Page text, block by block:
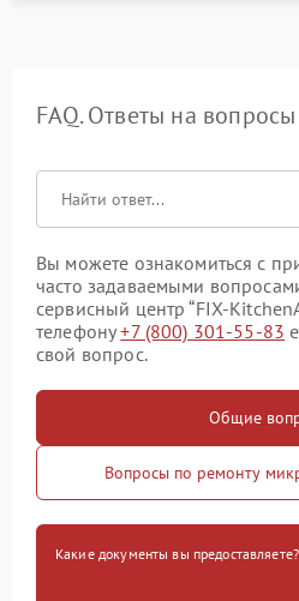
FAQ. Ответы на вопросы
Вы можете ознакомиться с
часто задаваемыми
сервисный центр “FIX-
телефону+7 (800) 301-55-83
свой вопрос.
Общие
Вопросы по ремонту
Какие документы вы предоставляете?